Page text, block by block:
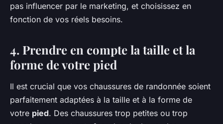
pas influencer par le marketing, et choisissez en
fonction de vos réels besoins.
4. Prendre en compte la taille et la
forme de votre pied
Il est crucial que vos chaussures de randonnée soient
parfaitement adaptées à la taille et à la forme de
votre pied. Des chaussures trop petites ou trop